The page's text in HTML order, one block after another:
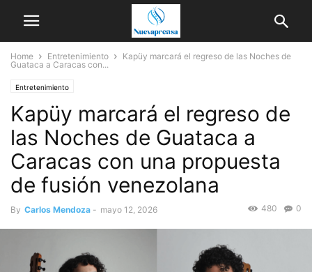
Home Entretenimiento
Kapüy marcará el regreso de las Noches de
Guataca a Caracas con...
Entretenimiento
Kapüy marcará el regreso de
las Noches de Guataca a
Caracas con una propuesta
de fusión venezolana
By Carlos Mendoza - mayo 12, 2026 0
480